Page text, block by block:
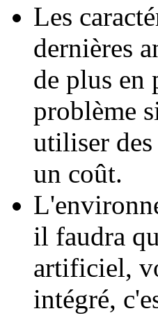
Les
dernières
de plus en
problème
utiliser des
un coût.
il faudra
artificiel,
intégré,